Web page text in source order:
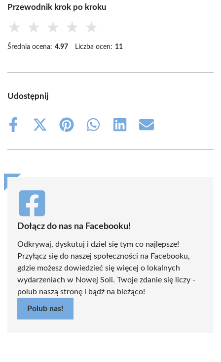
Przewodnik krok po kroku
★ ★ ★ ★ ★
Średnia ocena: 4.97 Liczba ocen: 11
Udostępnij
Share
Share
(Twitter)
Share
Share
Share
Share
Dołącz do nas na Facebooku!
Odkrywaj, dyskutuj i dziel się tym co najlepsze!
Przyłącz się do naszej społeczności na Facebooku,
gdzie możesz dowiedzieć się więcej o lokalnych
wydarzeniach w Nowej Soli. Twoje zdanie się liczy -
polub naszą stronę i bądź na bieżąco!
Polub nas!